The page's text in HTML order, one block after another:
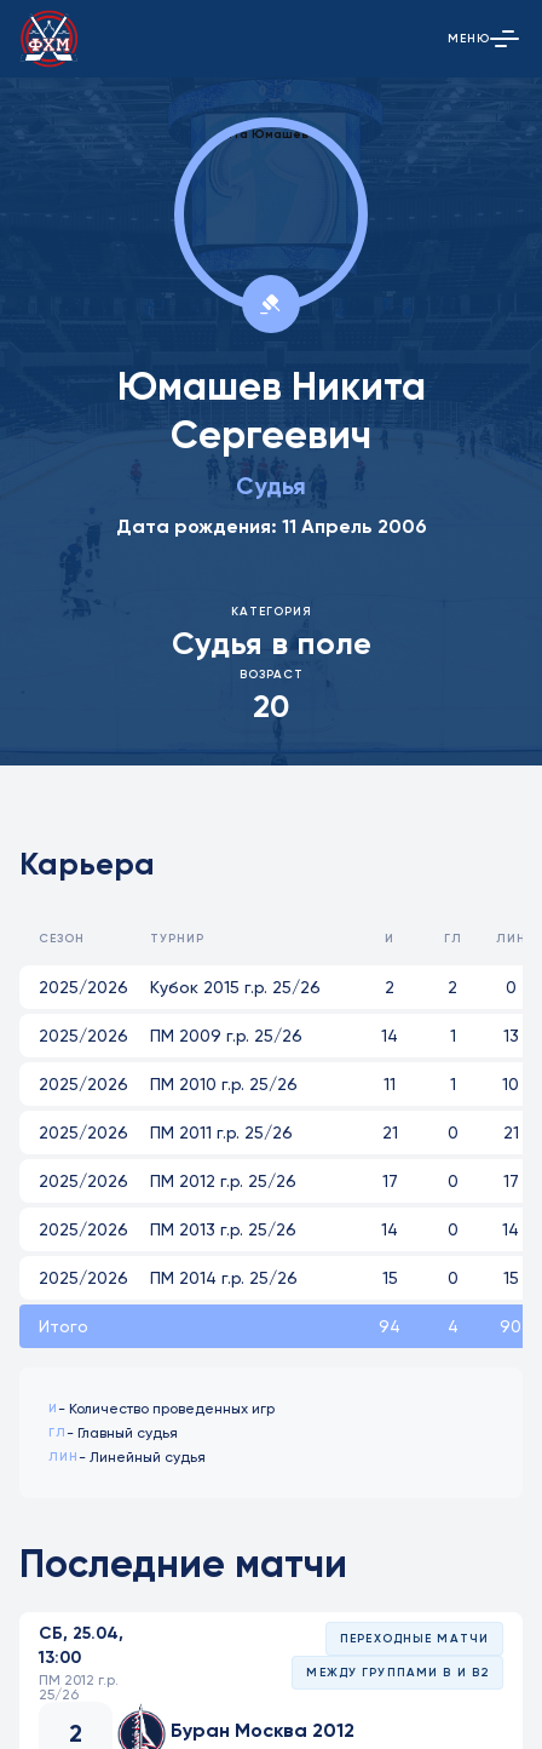
Открыть
МЕНЮ
Юмашев Никита
Сергеевич
Судья
Дата рождения: 11 Апрель 2006
КАТЕГОРИЯ
Судья в поле
ВОЗРАСТ
20
Карьера
СЕЗОН ТУРНИР И ГЛ ЛИН
2025/2026 Кубок 2015 г.р. 25/26 2 2 0
2025/2026 ПМ 2009 г.р. 25/26 14 1 13
2025/2026 ПМ 2010 г.р. 25/26 11 1 10
2025/2026 ПМ 2011 г.р. 25/26 21 0 21
2025/2026 ПМ 2012 г.р. 25/26 17 0 17
2025/2026 ПМ 2013 г.р. 25/26 14 0 14
2025/2026 ПМ 2014 г.р. 25/26 15 0 15
Итого 94 4 90
И - Количество проведенных игр
ГЛ - Главный судья
ЛИН - Линейный судья
Последние матчи
СБ, 25.04,
13:00
ПМ 2012 г.р.
25/26
ПЕРЕХОДНЫЕ МАТЧИ
МЕЖДУ ГРУППАМИ В И В2
2
Буран Москва 2012